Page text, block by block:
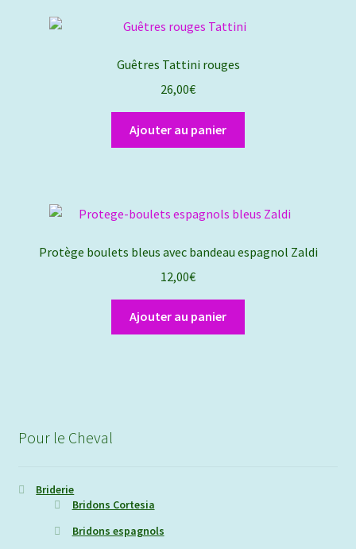
Guêtres Tattini rouges
26,00€
Ajouter au panier
Protège boulets bleus avec bandeau espagnol Zaldi
12,00€
Ajouter au panier
Pour le Cheval
Briderie
Bridons Cortesia
Bridons espagnols